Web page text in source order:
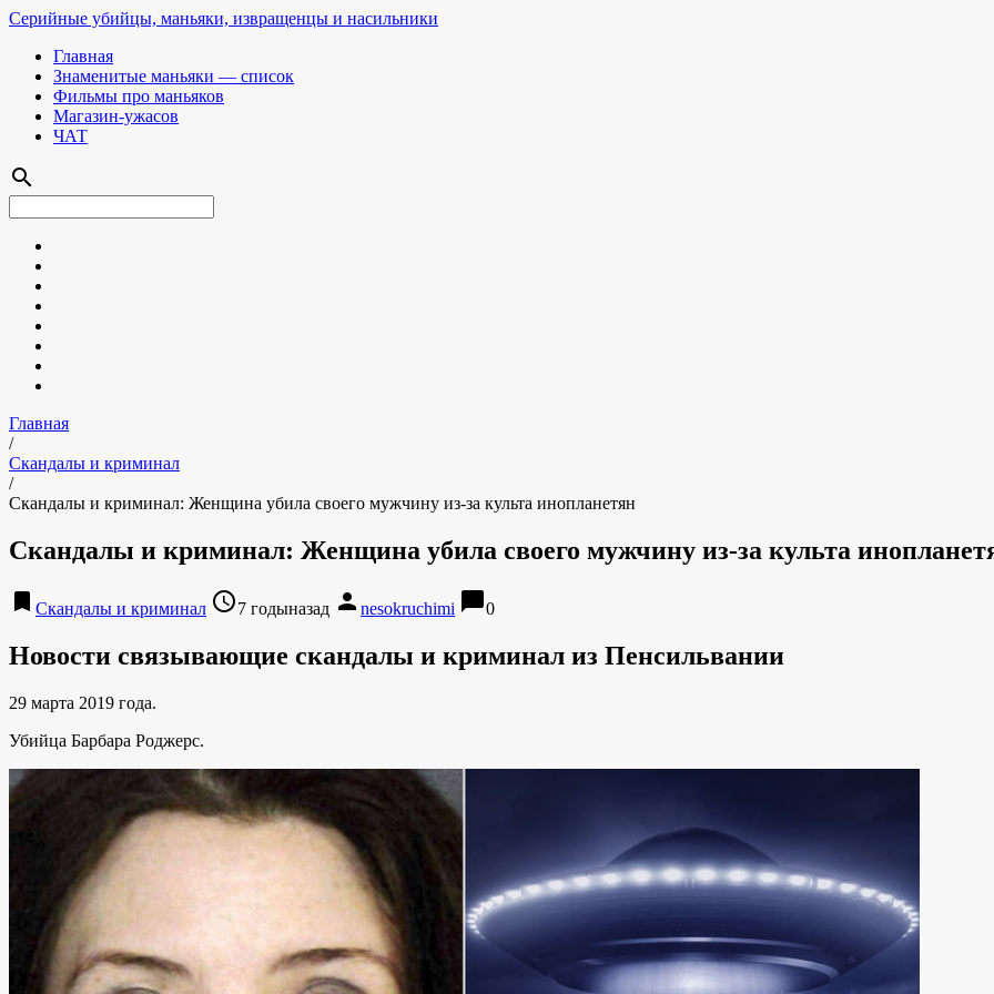
Серийные убийцы, маньяки, извращенцы и насильники
Главная
Знаменитые маньяки — список
Фильмы про маньяков
Магазин-ужасов
ЧАТ
search
Главная
/
Скандалы и криминал
/
Скандалы и криминал: Женщина убила своего мужчину из-за культа инопланетян
Скандалы и криминал: Женщина убила своего мужчину из-за культа
bookmark Скандалы и криминал access_time7 годыназад person nesokruchimi chat_bubble0
Новости связывающие скандалы и криминал из Пенсильвании
29 марта 2019 года.
Убийца Барбара Роджерс.